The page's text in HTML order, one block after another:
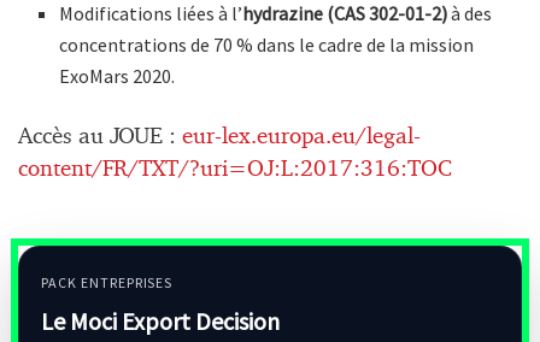
Modifications liées à l’hydrazine (CAS 302-01-2)à des
concentrations de 70 % dans le cadre de la mission
ExoMars 2020.
Accès au JOUE : eur-lex.europa.eu/legal-
content/FR/TXT/?uri=OJ:L:2017:316:TOC
PACK ENTREPRISES
Le Moci Export Decision